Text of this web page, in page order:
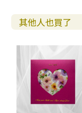
其他人也買了